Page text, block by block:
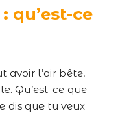
qu’est-ce
avoir l’air bête,
Qu’est-ce que
dis que tu veux